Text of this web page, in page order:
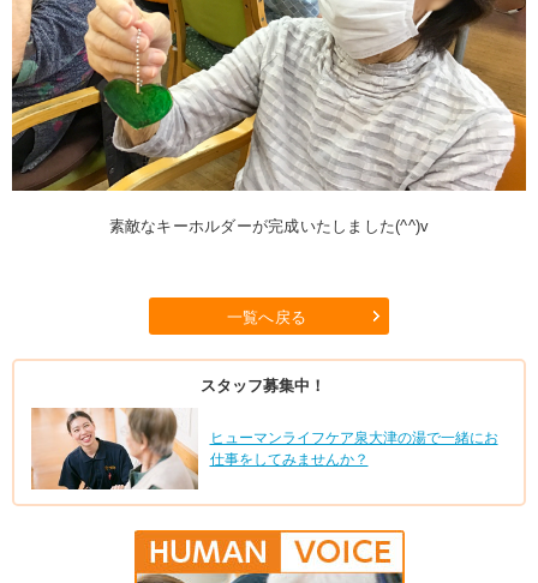
素敵なキーホルダーが完成いたしました(^^)v
一覧へ戻る
スタッフ募集中！
ヒューマンライフケア泉大津の湯で一緒にお
仕事をしてみませんか？